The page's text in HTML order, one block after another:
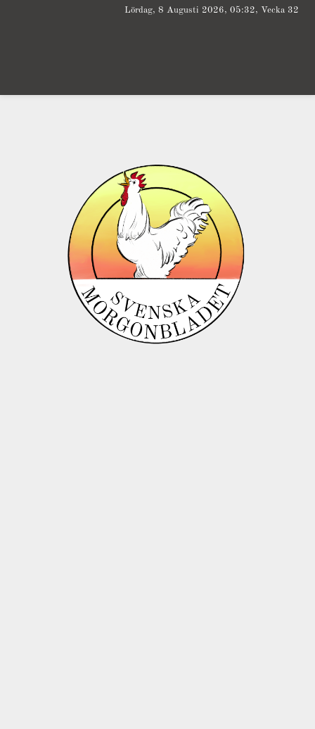
Lördag, 8 Augusti 2026, 05:32, Vecka 32